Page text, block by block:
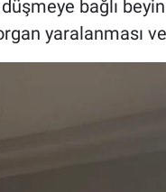
bağlı
yaralanması